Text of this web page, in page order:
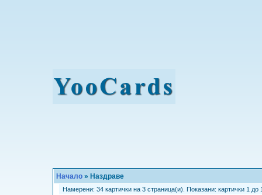
Начало » Наздраве
Намерени: 34 картички на 3 страница(и). Показани: картички 1 до